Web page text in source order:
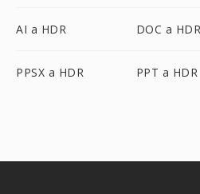
AI a HDR DOC a HDR
PPSX a HDR PPT a HDR